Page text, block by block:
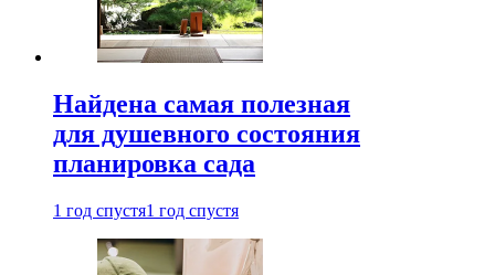
Найдена самая полезная
для душевного состояния
планировка сада
1 год спустя1 год спустя